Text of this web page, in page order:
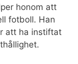
honom att
fotboll. Han
att ha instiftat